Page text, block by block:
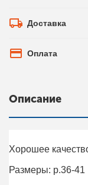
Доставка
Оплата
Описание
Хорошее
Размеры: р.36-41